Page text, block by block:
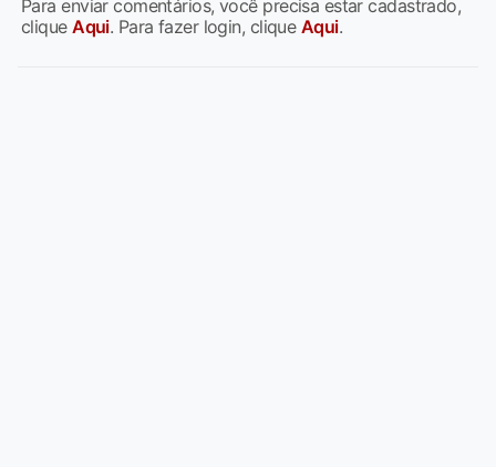
Para enviar comentários, você precisa estar cadastrado,
cliqueAqui. Para fazer login, clique Aqui.